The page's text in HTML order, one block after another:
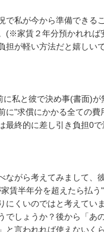
で私が今から準備できる
(※家賃２年分預かれれば
担が軽い方法だと嬉しい
私と彼で決め事(書面)が
に"求償にかかる全ての費
最終的に差し引き負担0
ながら考えてみまして、
賃半年分を超えたら払う
にくいのではと考えてい
でしょうか？後から「あ
と言われれば使えないく